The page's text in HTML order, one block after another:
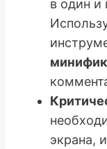
в один и
экрана,